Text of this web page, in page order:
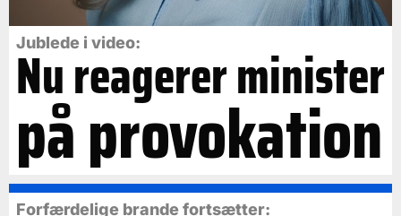
Jublede i video:
Nu reagerer minister
på provokation
Forfærdelige brande fortsætter: